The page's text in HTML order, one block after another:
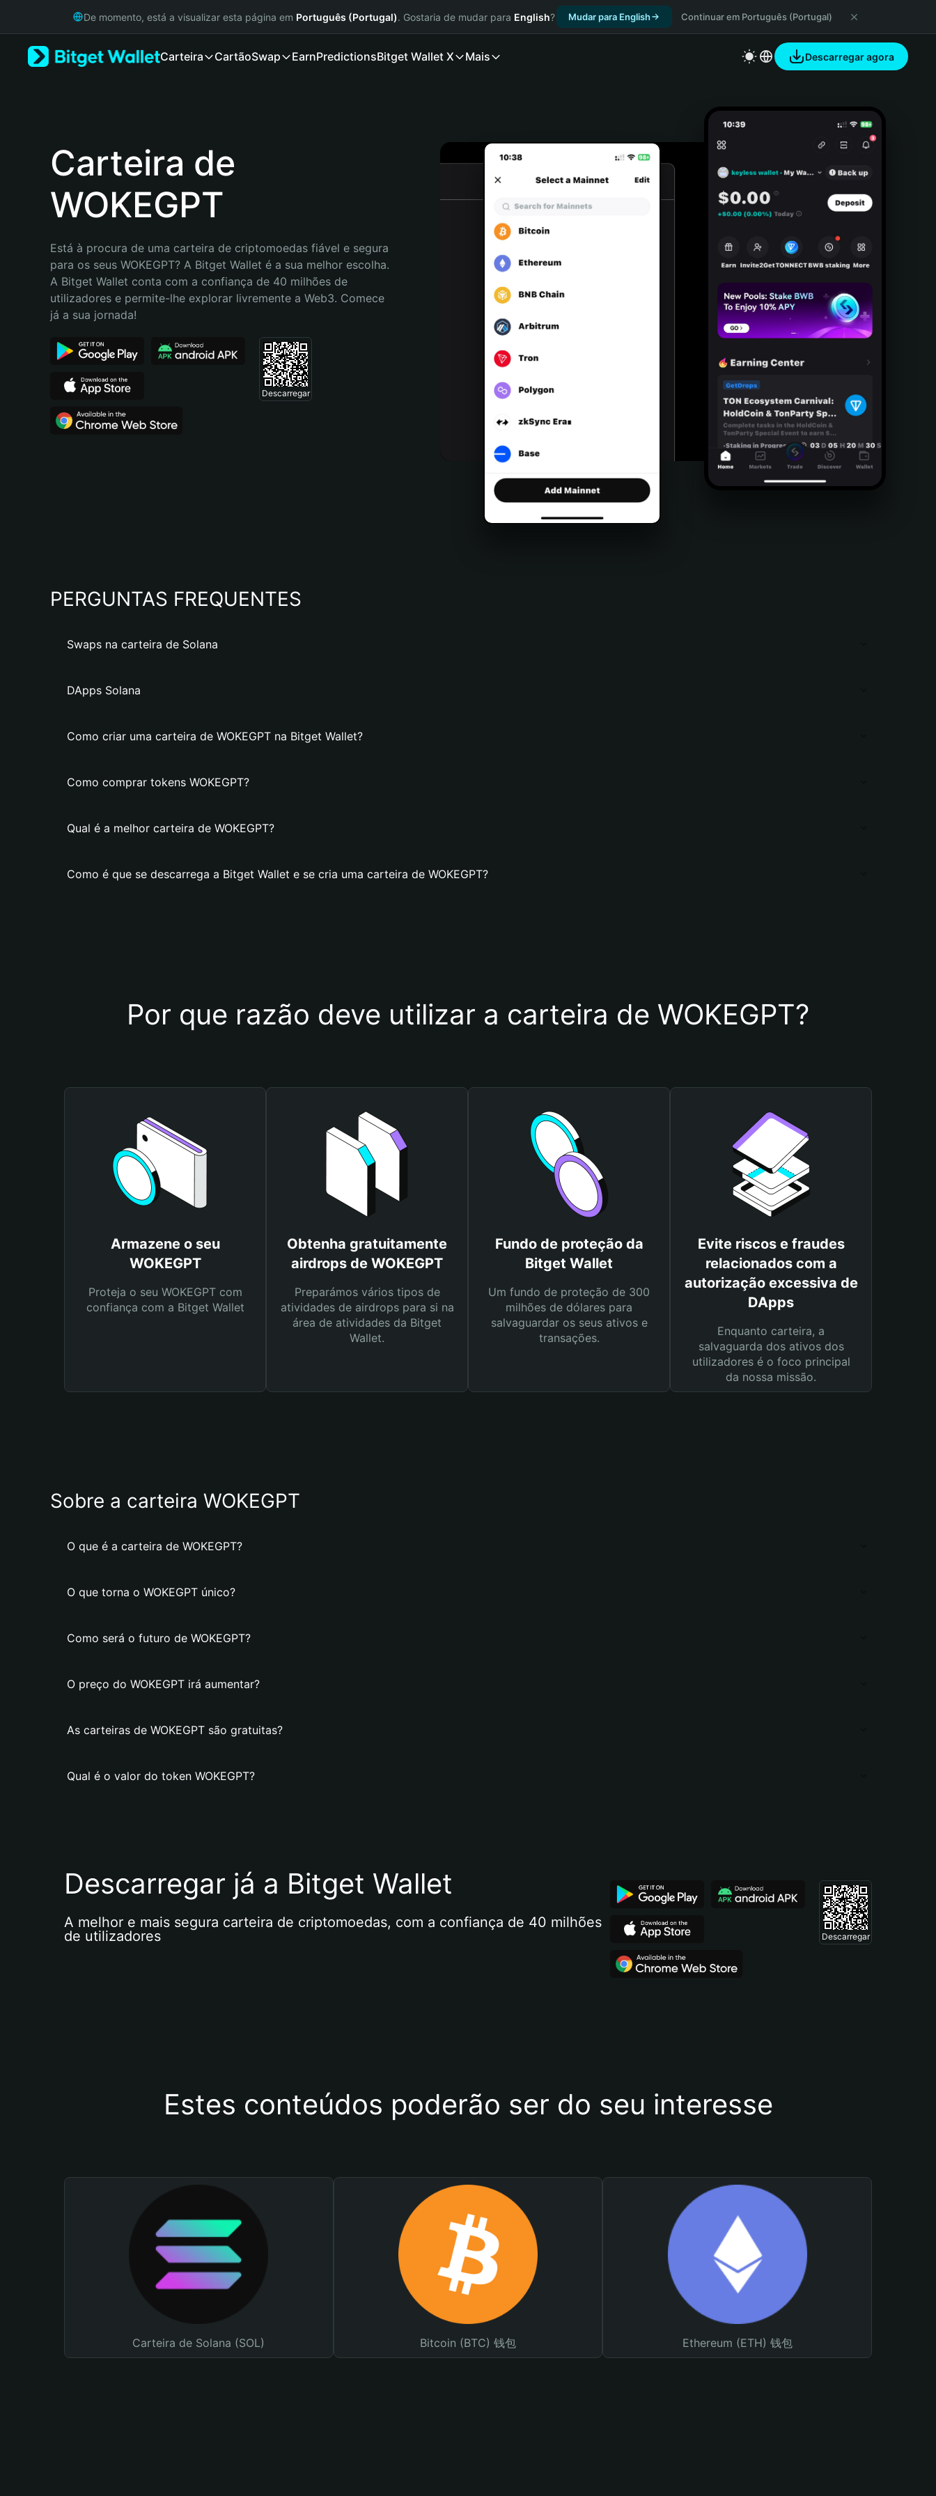
Русский
Português (Portugal)
Bahasa Indonesia
Português (Brasil)
Español (Argentina)
De momento, está a visualizar esta página em Português (Portugal). Gostaria de mudar para English? Mudar para English Continuar em Português (Portugal)
Carteira CartãoSwap EarnPredictionsBitget Wallet X Mais Descarregar agora
Carteira de
WOKEGPT
Está à procura de uma carteira de criptomoedas fiável e segura
para os seus WOKEGPT? A Bitget Wallet é a sua melhor escolha.
A Bitget Wallet conta com a confiança de 40 milhões de
utilizadores e permite-lhe explorar livremente a Web3. Comece
já a sua jornada!
Descarregar
PERGUNTAS FREQUENTES
Swaps na carteira de Solana
DApps Solana
Como criar uma carteira de WOKEGPT na Bitget Wallet?
Como comprar tokens WOKEGPT?
Qual é a melhor carteira de WOKEGPT?
Como é que se descarrega a Bitget Wallet e se cria uma carteira de WOKEGPT?
Por que razão deve utilizar a carteira de WOKEGPT?
Armazene o seu
WOKEGPT
Proteja o seu WOKEGPT com
confiança com a Bitget Wallet
Obtenha gratuitamente
airdrops de WOKEGPT
Preparámos vários tipos de
atividades de airdrops para si na
área de atividades da Bitget
Wallet.
Fundo de proteção da
Bitget Wallet
Um fundo de proteção de 300
milhões de dólares para
salvaguardar os seus ativos e
transações.
Evite riscos e fraudes
relacionados com a
autorização excessiva de
DApps
Enquanto carteira, a
salvaguarda dos ativos dos
utilizadores é o foco principal
da nossa missão.
Sobre a carteira WOKEGPT
O que é a carteira de WOKEGPT?
O que torna o WOKEGPT único?
Como será o futuro de WOKEGPT?
O preço do WOKEGPT irá aumentar?
As carteiras de WOKEGPT são gratuitas?
Qual é o valor do token WOKEGPT?
Descarregar já a Bitget Wallet
A melhor e mais segura carteira de criptomoedas, com a confiança de 40 milhões
de utilizadores
Descarregar
Estes conteúdos poderão ser do seu interesse
Carteira de Solana (SOL) Bitcoin (BTC) 钱包 Ethereum (ETH) 钱包